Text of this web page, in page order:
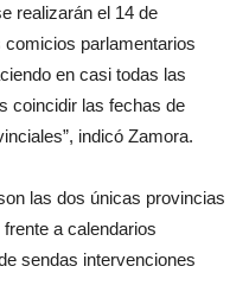
realizarán el 14 de
parlamentarios
en casi todas las
coincidir las fechas de
indicó Zamora.
las dos únicas provincias
a calendarios
sendas intervenciones